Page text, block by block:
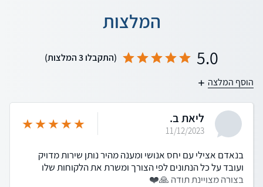
המלצות
הוסף המלצה
5.0 (התקבלו 3 המלצות)
ליאת ב.
11/12/2023
בנאדם אצילי עם יחס אנושי ומענה מהיר נותן שירות מדויק
ועובד על כל הנתונים לפי הצורך ומשרת את הלקוחות שלו
בצורה מצויינת תודה 🙏❤️